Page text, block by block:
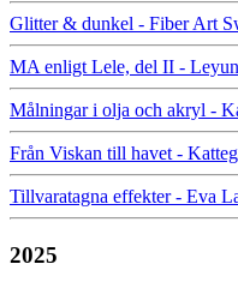
Glitter & dunkel - Fiber Art
MA enligt Lele, del II -
Målningar i olja och akryl -
Från Viskan till havet -
Tillvaratagna effekter - Eva
2025